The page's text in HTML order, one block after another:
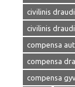
civilinis
civilinis
compensa
compensa
compensa